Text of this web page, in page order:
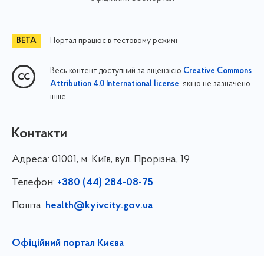
Портал працює в тестовому режимі
Весь контент доступний за ліцензією Creative Commons
Attribution 4.0 International license, якщо не зазначено
інше
Контакти
Адреса: 01001, м. Київ, вул. Прорізна, 19
Телефон: +380 (44) 284-08-75
Пошта: health@kyivcity.gov.ua
Офіційний портал Києва